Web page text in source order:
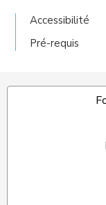
Accessibilité
Pré-requis